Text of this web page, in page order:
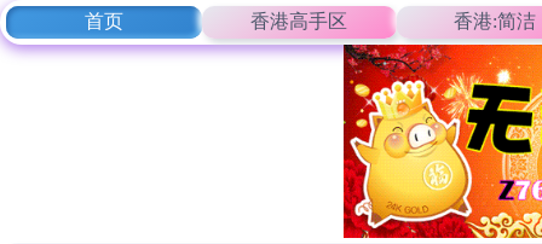
首页 香港高手区 香港:简洁